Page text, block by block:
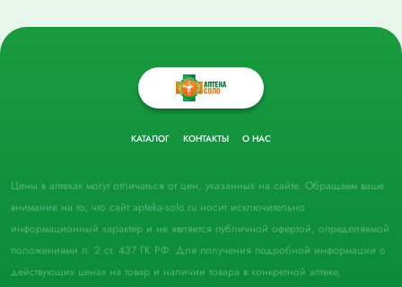
КАТАЛОГ КОНТАКТЫ О НАС
Цены в аптеках могут отличаться от цен, указанных на сайте. Обращаем ваше
внимание на то, что сайт apteka-solo.ru носит исключительно
информационный характер и не является публичной офертой, определяемой
положениями п. 2 ст. 437 ГК РФ. Для получения подробной информации о
действующих ценах на товар и наличии товара в конкретной аптеке,